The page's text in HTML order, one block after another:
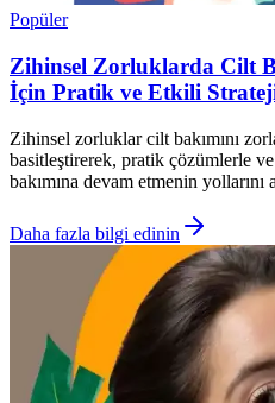
Popüler
Zihinsel Zorluklarda Cilt
İçin Pratik ve Etkili
Zihinsel zorluklar cilt bakımını
basitleştirerek, pratik çözümlerle
bakımına devam etmenin yollarını
Daha fazla bilgi edinin